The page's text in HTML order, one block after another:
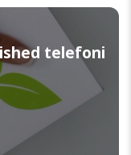
telefoni